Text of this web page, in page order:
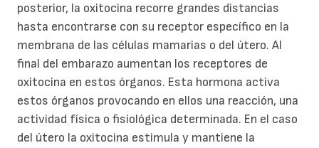
posterior, la oxitocina recorre grandes distancias
hasta encontrarse con su receptor específico en la
membrana de las células mamarias o del útero. Al
final del embarazo aumentan los receptores de
oxitocina en estos órganos. Esta hormona activa
estos órganos provocando en ellos una reacción, una
actividad física o fisiológica determinada. En el caso
del útero la oxitocina estimula y mantiene la